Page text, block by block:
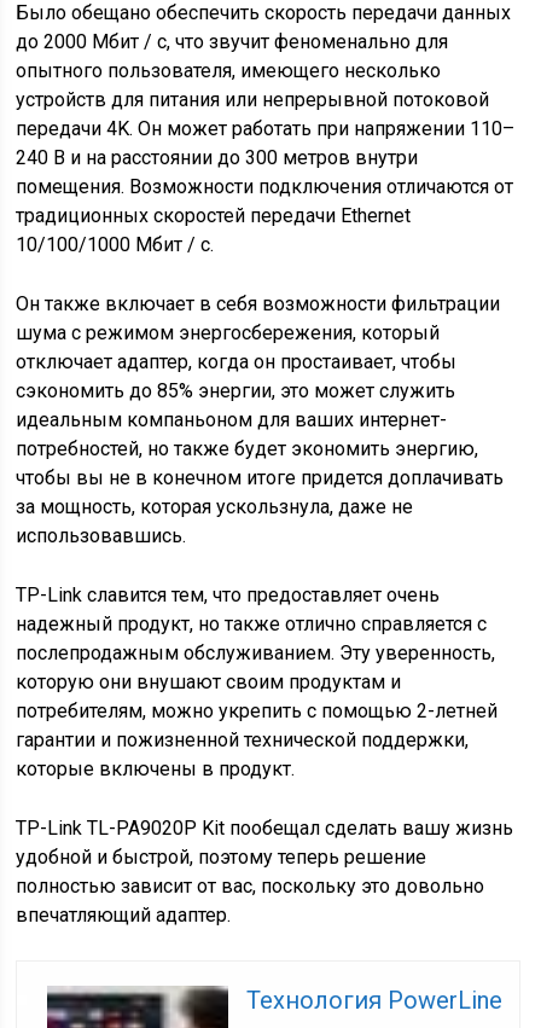
Было обещано обеспечить скорость передачи данных
до 2000 Мбит / с, что звучит феноменально для
опытного пользователя, имеющего несколько
устройств для питания или непрерывной потоковой
передачи 4K. Он может работать при напряжении 110–
240 В и на расстоянии до 300 метров внутри
помещения. Возможности подключения отличаются от
традиционных скоростей передачи Ethernet
10/100/1000 Мбит / с.
Он также включает в себя возможности фильтрации
шума с режимом энергосбережения, который
отключает адаптер, когда он простаивает, чтобы
сэкономить до 85% энергии, это может служить
идеальным компаньоном для ваших интернет-
потребностей, но также будет экономить энергию,
чтобы вы не в конечном итоге придется доплачивать
за мощность, которая ускользнула, даже не
использовавшись.
TP-Link славится тем, что предоставляет очень
надежный продукт, но также отлично справляется с
послепродажным обслуживанием. Эту уверенность,
которую они внушают своим продуктам и
потребителям, можно укрепить с помощью 2-летней
гарантии и пожизненной технической поддержки,
которые включены в продукт.
TP-Link TL-PA9020P Kit пообещал сделать вашу жизнь
удобной и быстрой, поэтому теперь решение
полностью зависит от вас, поскольку это довольно
впечатляющий адаптер.
Технология PowerLine